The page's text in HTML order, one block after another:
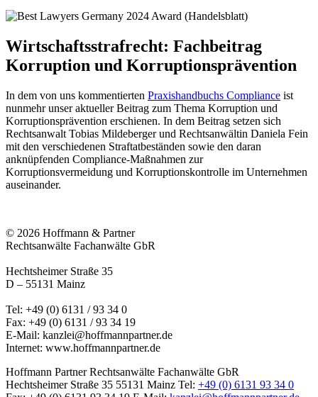
Wirtschaftsstrafrecht: Fachbeitrag
Korruption und Korruptionsprävention
In dem von uns kommentierten Praxishandbuchs Compliance ist
nunmehr unser aktueller Beitrag zum Thema Korruption und
Korruptionsprävention erschienen. In dem Beitrag setzen sich
Rechtsanwalt Tobias Mildeberger und Rechtsanwältin Daniela Fein
mit den verschiedenen Straftatbeständen sowie den daran
anknüpfenden Compliance-Maßnahmen zur
Korruptionsvermeidung und Korruptionskontrolle im Unternehmen
auseinander.
© 2026 Hoffmann & Partner
Rechtsanwälte Fachanwälte GbR
Hechtsheimer Straße 35
D – 55131 Mainz
Tel: +49 (0) 6131 / 93 34 0
Fax: +49 (0) 6131 / 93 34 19
E-Mail: kanzlei@hoffmannpartner.de
Internet: www.hoffmannpartner.de
Hoffmann Partner Rechtsanwälte Fachanwälte GbR
Hechtsheimer Straße 35 55131 Mainz Tel: +49 (0) 6131 93 34 0